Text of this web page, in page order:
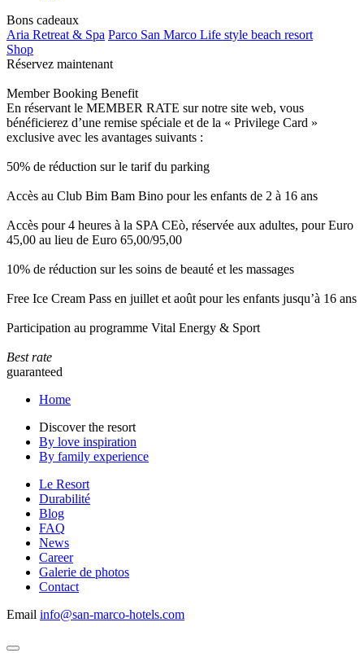
Bons cadeaux
Aria Retreat & Spa Parco San Marco Life style beach resort
Shop
Réservez maintenant
Member Booking Benefit
En réservant le MEMBER RATE sur notre site web, vous
bénéficierez d’une remise spéciale et de la « Privilege Card »
exclusive avec les avantages suivants :
50% de réduction sur le tarif du parking
Accès au Club Bim Bam Bino pour les enfants de 2 à 16 ans
Accès pour 4 heures à la SPA CEò, réservée aux adultes, pour Euro
45,00 au lieu de Euro 65,00/95,00
10% de réduction sur les soins de beauté et les massages
Free Ice Cream Pass en juillet et août pour les enfants jusqu’à 16 ans
Participation au programme Vital Energy & Sport
Best rate
guaranteed
Home
Discover the resort
By love inspiration
By family experience
Le Resort
Durabilité
Blog
FAQ
News
Career
Galerie de photos
Contact
Email info@san-marco-hotels.com